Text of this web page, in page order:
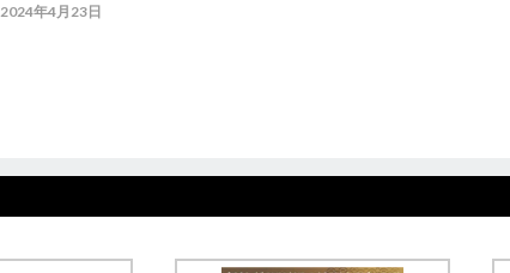
2024年4月23日